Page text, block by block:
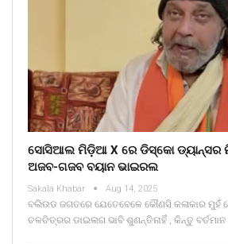
ସୋସିଆଲ ମିଡ଼ିଆ X ରେ ଡିସ୍କୋ ଡ୍ୟାନ୍ସର
ଅଜବ-ଗଜବ ବୟାନ ଭାଇରଲ
Sakala Khabar Aug 14, 2025
ବଲିଉଡ ଜଗତରେ ଯେତେବେଳେ କୌଣସି କଳାକାର ମୁହଁ
ଚଳଚିତ୍ରର ଡାଇଲଗ ଭାବି ଶୁଣନ୍ତିନାହିଁ , କିନ୍ତୁ